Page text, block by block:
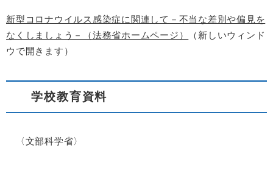
新型コロナウイルス感染症に関連して－不当な差別や偏見を
なくしましょう－（法務省ホームページ）
（新しいウィンド
ウで開きます）
学校教育資料
〈文部科学省〉